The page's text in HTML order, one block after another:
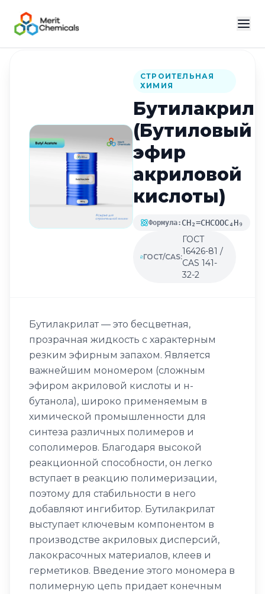
Назад в каталог
СТРОИТЕЛЬНАЯ
ХИМИЯ
(Бутиловый
эфир
акриловой
кислоты)
Формула: CH₂=CHCOOC₄H₉
ГОСТ/CAS:
ГОСТ
16426-81 /
CAS 141-
32-2
Бутилакрилат — это бесцветная,
прозрачная жидкость с характерным
резким эфирным запахом. Является
важнейшим мономером (сложным
эфиром акриловой кислоты и н-
бутанола), широко применяемым в
химической промышленности для
синтеза различных полимеров и
сополимеров. Благодаря высокой
реакционной способности, он легко
вступает в реакцию полимеризации,
поэтому для стабильности в него
добавляют ингибитор. Бутилакрилат
выступает ключевым компонентом в
производстве акриловых дисперсий,
лакокрасочных материалов, клеев и
герметиков. Введение этого мономера в
полимерную цепь придает конечным